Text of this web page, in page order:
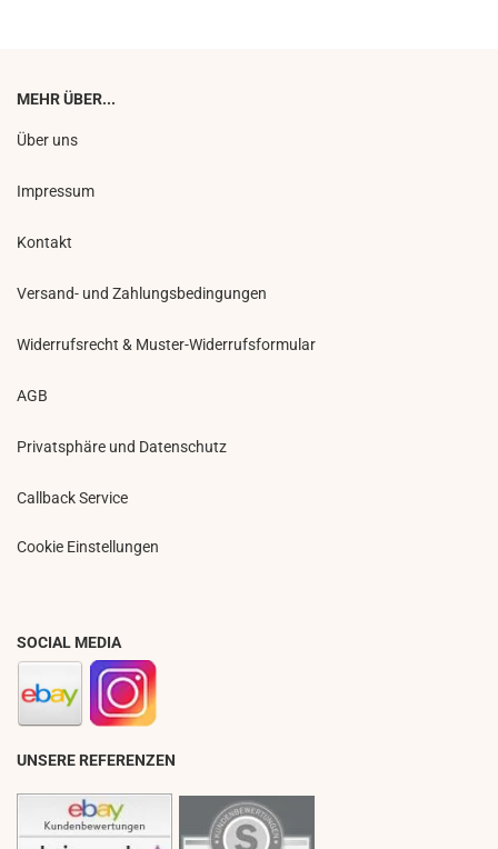
MEHR ÜBER...
Über uns
Impressum
Kontakt
Versand- und Zahlungsbedingungen
Widerrufsrecht & Muster-Widerrufsformular
AGB
Privatsphäre und Datenschutz
Callback Service
Cookie Einstellungen
SOCIAL MEDIA
UNSERE REFERENZEN